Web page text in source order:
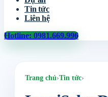
Tin tức
Liên hệ
Hotline: 0981.669.996
Trang chủ›Tin tức›